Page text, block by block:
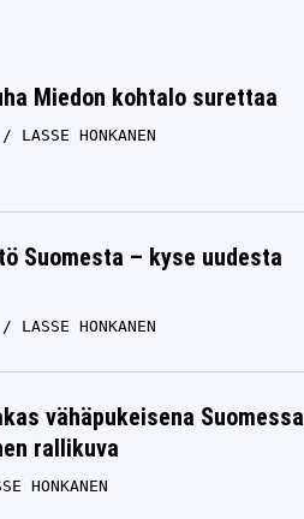
Miedon kohtalo surettaa
LASSE HONKANEN
Suomesta – kyse uudesta
LASSE HONKANEN
vähäpukeisena Suomessa
rallikuva
HONKANEN